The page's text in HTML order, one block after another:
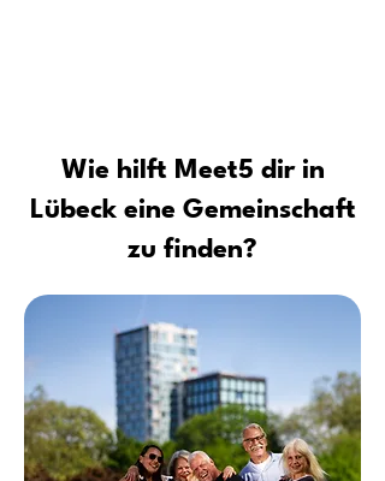
Wie hilft Meet5 dir in
Lübeck eine Gemeinschaft
zu finden?